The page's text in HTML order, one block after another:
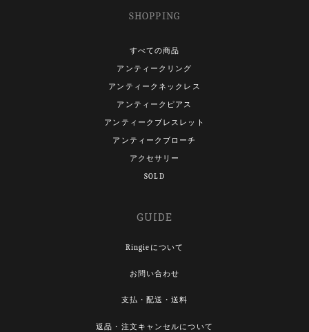
SHOPPING
すべての商品
アンティークリング
アンティークネックレス
アンティークピアス
アンティークブレスレット
アンティークブローチ
アクセサリー
SOLD
GUIDE
Ringieについて
お問い合わせ
支払・配送・送料
返品・注文キャンセルについて